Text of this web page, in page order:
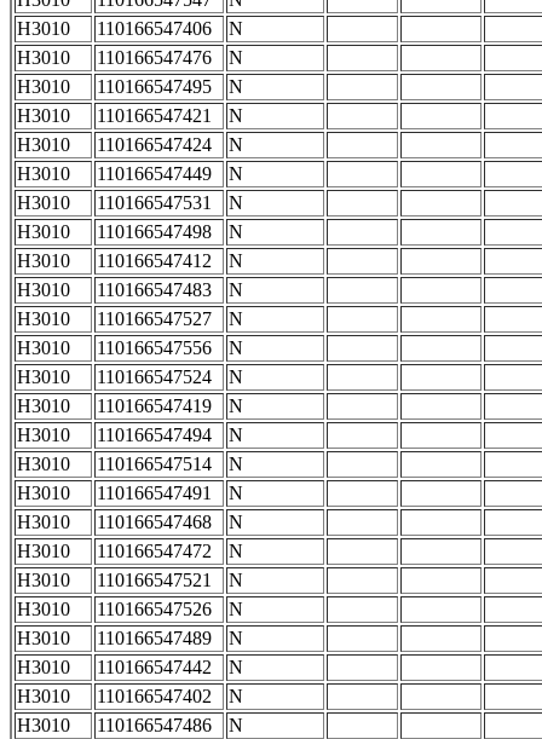
H3010
110166547406
N
H3010
110166547476
N
H3010
110166547495
N
H3010
110166547421
N
H3010
110166547424
N
H3010
110166547449
N
H3010
110166547531
N
H3010
110166547498
N
H3010
110166547412
N
H3010
110166547483
N
H3010
110166547527
N
H3010
110166547556
N
H3010
110166547524
N
H3010
110166547419
N
H3010
110166547494
N
H3010
110166547514
N
H3010
110166547491
N
H3010
110166547468
N
H3010
110166547472
N
H3010
110166547521
N
H3010
110166547526
N
H3010
110166547489
N
H3010
110166547442
N
H3010
110166547402
N
H3010
110166547486
N